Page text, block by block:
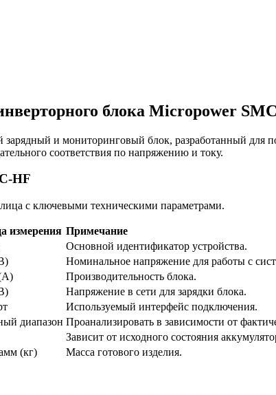
блока Micropower
и мониторинговый блок, разработанный для
соответствия по напряжению и току.
HF
с ключевыми техническими параметрами.
измерения Примечание
Основной идентификатор устройства.
Номинальное напряжение для работы с
Производительность блока.
Напряжение в сети для зарядки блока.
Используемый интерфейс подключения.
диапазон Проанализировать в зависимости от
Зависит от исходного состояния
(кг) Масса готового изделия.